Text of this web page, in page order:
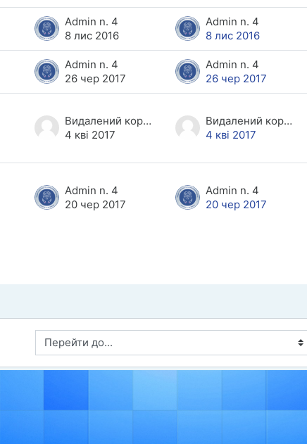
Admin n. 4
8 лис 2016
Admin n. 4
8 лис 2016
Admin n. 4
26 чер 2017
Admin n. 4
26 чер 2017
Видалений користувач
4 кві 2017
Видалений користувач
4 кві 2017
Admin n. 4
20 чер 2017
Admin n. 4
20 чер 2017
Перейти до...